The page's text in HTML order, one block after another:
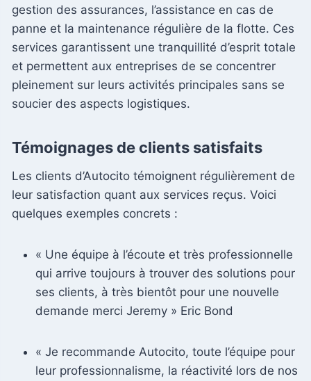
gestion des assurances, l’assistance en cas de
panne et la maintenance régulière de la flotte. Ces
services garantissent une tranquillité d’esprit totale
et permettent aux entreprises de se concentrer
pleinement sur leurs activités principales sans se
soucier des aspects logistiques.
Témoignages de clients satisfaits
Les clients d’Autocito témoignent régulièrement de
leur satisfaction quant aux services reçus. Voici
quelques exemples concrets :
« Une équipe à l’écoute et très professionnelle
qui arrive toujours à trouver des solutions pour
ses clients, à très bientôt pour une nouvelle
demande merci Jeremy » Eric Bond
« Je recommande Autocito, toute l’équipe pour
leur professionnalisme, la réactivité lors de nos